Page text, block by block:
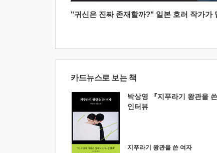
"귀신은 진짜 존재할까?" 일본 호러 작가가
카드뉴스로 보는 책
박상영 『지푸라기 왕관을 쓴
인터뷰
지푸라기 왕관을 쓴 여자